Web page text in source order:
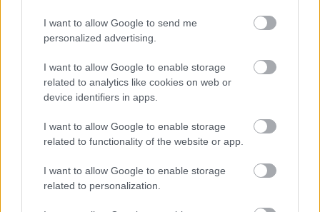
I want to allow Google to send me
personalized advertising.
I want to allow Google to enable storage
related to analytics like cookies on web or
device identifiers in apps.
I want to allow Google to enable storage
related to functionality of the website or app.
I want to allow Google to enable storage
related to personalization.
@Photo credits: Βαγγέλης Στόλης
επικαιρότητας. Μάθε για όλους τους live αγώνες σήμερα
εβδομάδας μέσα από το υπερπλήρες Πρόγραμμα TV του
Gazzetta. Ακολούθησέ μας και στο